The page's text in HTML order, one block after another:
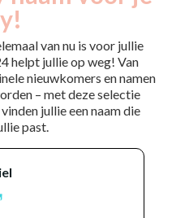
van nu is voor jullie
helpt jullie op weg! Van
nieuwkomers en namen
– met deze selectie
jullie een naam die
past.